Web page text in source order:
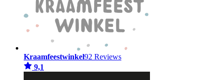
Kraamfeestwinkel92 Reviews
9,1